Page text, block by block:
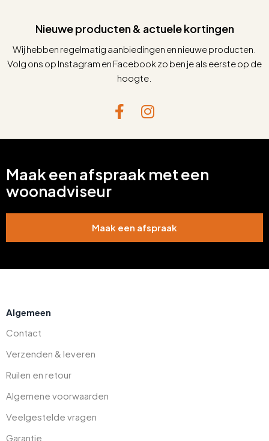
Nieuwe producten & actuele kortingen
Wij hebben regelmatig aanbiedingen en nieuwe producten.
Volg ons op Instagram en Facebook zo ben je als eerste op de
hoogte.
Maak een afspraak met een
woonadviseur
Maak een afspraak
Algemeen
Contact
Verzenden & leveren
Ruilen en retour
Algemene voorwaarden
Veelgestelde vragen
Garantie